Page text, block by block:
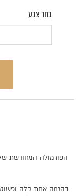
בחר צבע
הפורמולה המחודשת
בהנחה אחת קלה